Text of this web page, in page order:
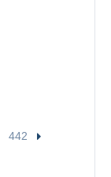
442